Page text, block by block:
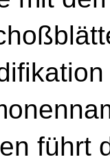
führt